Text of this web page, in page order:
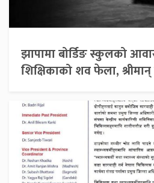
झापामा बोर्डिङ स्कुलको
शिक्षिकाको शव फेला, श्रीमान्